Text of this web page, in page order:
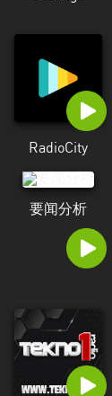
RadioCity
要闻分析